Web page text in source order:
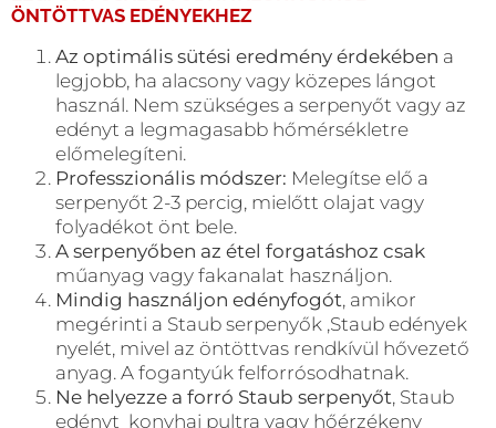
ÖNTÖTTVAS EDÉNYEKHEZ
Az optimális sütési eredmény érdekében a
legjobb, ha alacsony vagy közepes lángot
használ. Nem szükséges a serpenyőt vagy az
edényt a legmagasabb hőmérsékletre
előmelegíteni.
Professzionális módszer: Melegítse elő a
serpenyőt 2-3 percig, mielőtt olajat vagy
folyadékot önt bele.
A serpenyőben az étel forgatáshoz csak
műanyag vagy fakanalat használjon.
Mindig használjon edényfogót, amikor
megérinti a Staub serpenyők ,Staub edények
nyelét, mivel az öntöttvas rendkívül hővezető
anyag. A fogantyúk felforrósodhatnak.
Ne helyezze a forró Staub serpenyőt, Staub
edényt konyhai pultra vagy hőérzékeny